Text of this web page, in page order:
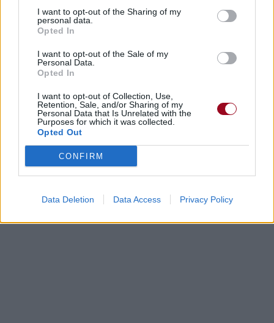
I want to opt-out of the Sharing of my
personal data.
Opted In
I want to opt-out of the Sale of my
Personal Data.
Opted In
I want to opt-out of Collection, Use,
Retention, Sale, and/or Sharing of my
Personal Data that Is Unrelated with the
Purposes for which it was collected.
Opted Out
CONFIRM
Data Deletion Data Access Privacy Policy